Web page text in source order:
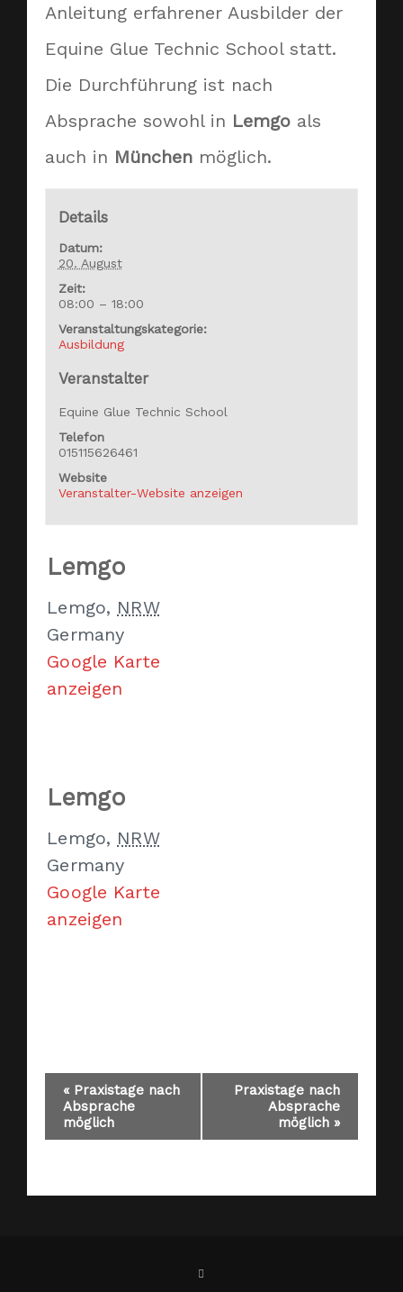
Anleitung erfahrener Ausbilder der
Equine Glue Technic School statt.
Die Durchführung ist nach
Absprache sowohl in Lemgo als
auch in München möglich.
Details
Datum:
20. August
Zeit:
08:00 – 18:00
Veranstaltungskategorie:
Ausbildung
Veranstalter
Equine Glue Technic School
Telefon
015115626461
Website
Veranstalter-Website anzeigen
Lemgo
Lemgo, NRW
Germany
Google Karte
anzeigen
Lemgo
Lemgo, NRW
Germany
Google Karte
anzeigen
Veranstaltung-
Navigation
«Praxistage nach
Absprache
möglich
Praxistage nach
Absprache
möglich »